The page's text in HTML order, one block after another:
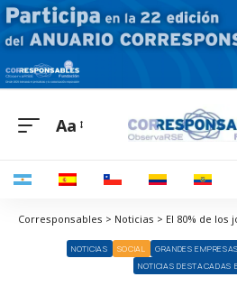
Aa
NOTICIAS SOCIAL GRANDES EMPRESAS
NOTICIAS DESTACADAS